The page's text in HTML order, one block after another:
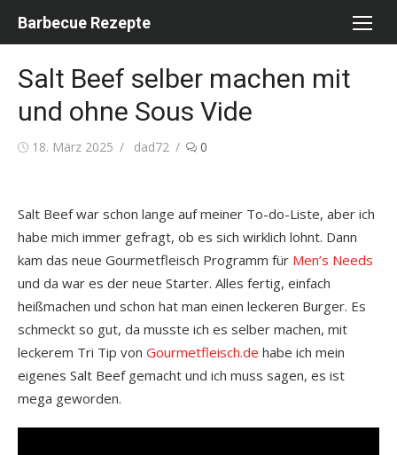
Barbecue Rezepte
Salt Beef selber machen mit
und ohne Sous Vide
Posted
18. März 2025 Author
dad72 0
Salt Beef war schon lange auf meiner To-do-Liste, aber ich
habe mich immer gefragt, ob es sich wirklich lohnt. Dann
kam das neue Gourmetfleisch Programm für Men’s Needs
und da war es der neue Starter. Alles fertig, einfach
heißmachen und schon hat man einen leckeren Burger. Es
schmeckt so gut, da musste ich es selber machen, mit
leckerem Tri Tip von Gourmetfleisch.de habe ich mein
eigenes Salt Beef gemacht und ich muss sagen, es ist
mega geworden.